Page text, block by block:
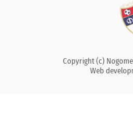
Copyright (c)
Web